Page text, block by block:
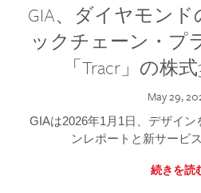
GIA、ダイヤモン
ックチェーン・プ
「Tracr」の株
May 29,
GIAは2026年1月1日、デザイ
ンレポートと新サービ
続きを読